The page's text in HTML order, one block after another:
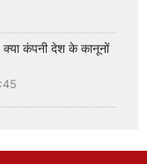
क्या कंपनी देश के कानूनों